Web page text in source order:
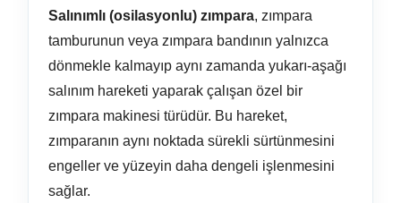
Salınımlı (osilasyonlu) zımpara, zımpara
tamburunun veya zımpara bandının yalnızca
dönmekle kalmayıp aynı zamanda yukarı-aşağı
salınım hareketi yaparak çalışan özel bir
zımpara makinesi türüdür. Bu hareket,
zımparanın aynı noktada sürekli sürtünmesini
engeller ve yüzeyin daha dengeli işlenmesini
sağlar.